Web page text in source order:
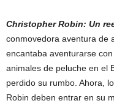
Christopher Robin: Un
conmovedora aventura de
encantaba aventurarse
animales de peluche en el
perdido su rumbo. Ahora,
Robin deben entrar en su